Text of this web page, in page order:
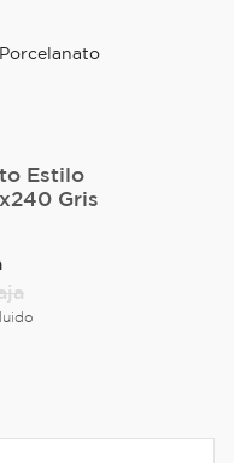
Porcelanato
Estilo
Gris